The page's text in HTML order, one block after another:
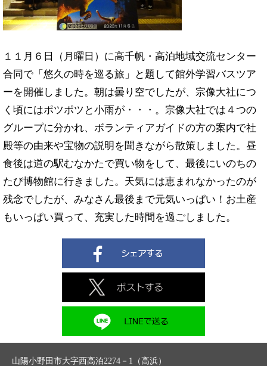
１１月６日（月曜日）に高千帆・高泊地域交流センター
合同で「悠久の時を巡る旅」と題して館外学習バスツア
ーを開催しました。朝は曇り空でしたが、宗像大社につ
く頃にはポツポツと小雨が・・・。宗像大社では４つの
グループに分かれ、ボランティアガイドの方の案内で社
殿等の由来や宝物の説明を聞きながら散策しました。昼
食後は道の駅むなかたで買い物をして、最後にいのちの
たび博物館に行きました。天気には恵まれなかったのが
残念でしたが、みなさん最後まで元気いっぱい！お土産
もいっぱい買って、充実した時間を過ごしました。
山陽小野田市大字西高泊2274－1（高浜）